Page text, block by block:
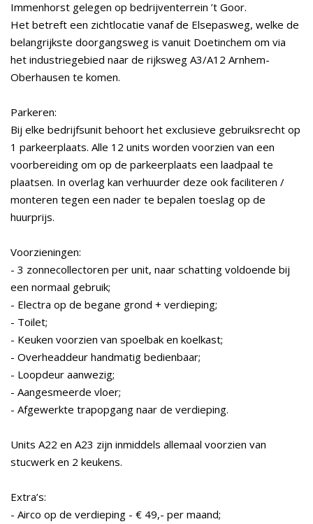
Immenhorst gelegen op bedrijventerrein ’t Goor.
Het betreft een zichtlocatie vanaf de Elsepasweg, welke de
belangrijkste doorgangsweg is vanuit Doetinchem om via
het industriegebied naar de rijksweg A3/A12 Arnhem-
Oberhausen te komen.
Parkeren:
Bij elke bedrijfsunit behoort het exclusieve gebruiksrecht op
1 parkeerplaats. Alle 12 units worden voorzien van een
voorbereiding om op de parkeerplaats een laadpaal te
plaatsen. In overlag kan verhuurder deze ook faciliteren /
monteren tegen een nader te bepalen toeslag op de
huurprijs.
Voorzieningen:
- 3 zonnecollectoren per unit, naar schatting voldoende bij
een normaal gebruik;
- Electra op de begane grond + verdieping;
- Toilet;
- Keuken voorzien van spoelbak en koelkast;
- Overheaddeur handmatig bedienbaar;
- Loopdeur aanwezig;
- Aangesmeerde vloer;
- Afgewerkte trapopgang naar de verdieping.
Units A22 en A23 zijn inmiddels allemaal voorzien van
stucwerk en 2 keukens.
Extra’s:
- Airco op de verdieping - € 49,- per maand;